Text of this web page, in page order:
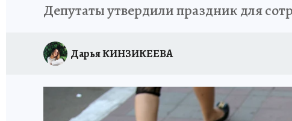
Депутаты утвердили праздник для
Дарья КИНЗИКЕЕВА